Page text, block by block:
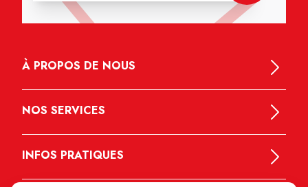
À PROPOS DE NOUS
NOS SERVICES
INFOS PRATIQUES